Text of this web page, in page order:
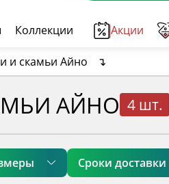
Коллекции Акции
и скамьи Айно ↴
АЙНО 4 шт.
Сроки доставки